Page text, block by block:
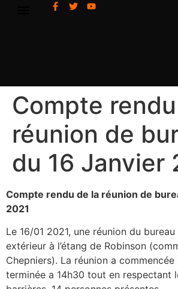
Compte
réunion de
du 16 Janvier
Compte rendu de la réunion de
2021
Le 16/01 2021, une réunion du
extérieur à l’étang de Robinson
Chepniers). La réunion a commencée
terminée a 14h30 tout en respectant